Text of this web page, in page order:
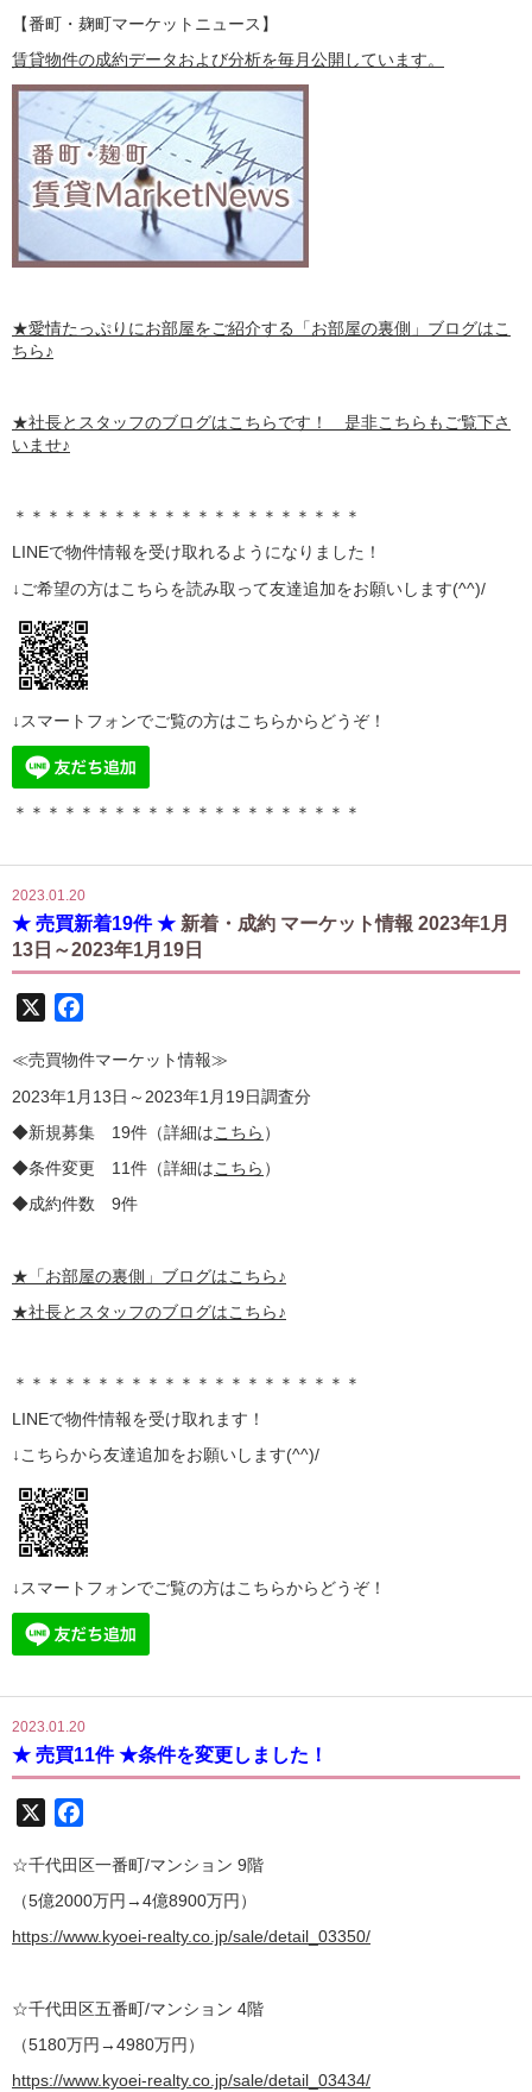
【番町・麹町マーケットニュース】
賃貸物件の成約データおよび分析を毎月公開しています。
★愛情たっぷりにお部屋をご紹介する 「お部屋の裏側」 ブログはこ
ちら♪
★社長とスタッフのブログはこちらです！ 是非こちらもご覧下さ
いませ♪
＊＊＊＊＊＊＊＊＊＊＊＊＊＊＊＊＊＊＊＊＊
LINEで物件情報を受け取れるようになりました！
↓ご希望の方はこちらを読み取って友達追加をお願いします(^^)/
↓スマートフォンでご覧の方はこちらからどうぞ！
＊＊＊＊＊＊＊＊＊＊＊＊＊＊＊＊＊＊＊＊＊
2023.01.20
★ 売買新着19件 ★ 新着・成約 マーケット情報 2023年1月
13日～2023年1月19日
≪売買物件マーケット情報≫
2023年1月13日～2023年1月19日調査分
◆新規募集 19件（詳細はこちら ）
◆条件変更 11件（詳細はこちら ）
◆成約件数 9件
★ 「お部屋の裏側」 ブログはこちら♪
★社長とスタッフのブログはこちら♪
＊＊＊＊＊＊＊＊＊＊＊＊＊＊＊＊＊＊＊＊＊
LINEで物件情報を受け取れます！
↓こちらから友達追加をお願いします(^^)/
↓スマートフォンでご覧の方はこちらからどうぞ！
2023.01.20
★ 売買11件 ★条件を変更しました！
☆千代田区一番町/マンション 9階
（5億2000万円→4億8900万円）
https://www.kyoei-realty.co.jp/sale/detail_03350/
☆千代田区五番町/マンション 4階
（5180万円→4980万円）
https://www.kyoei-realty.co.jp/sale/detail_03434/